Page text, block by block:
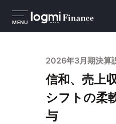
MENU
2026年3月期決算
信和、売上
シフトの柔
与